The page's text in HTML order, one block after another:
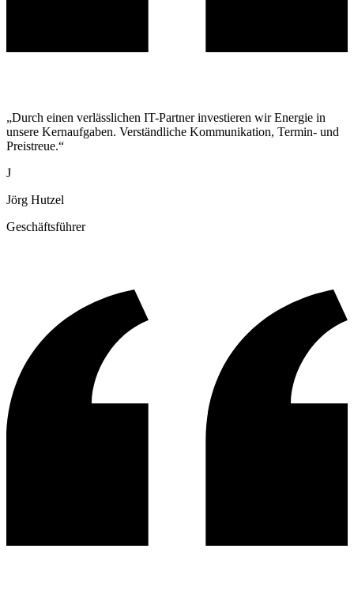
„Durch einen verlässlichen IT-Partner investieren wir Energie in
unsere Kernaufgaben. Verständliche Kommunikation, Termin- und
Preistreue.“
J
Jörg Hutzel
Geschäftsführer